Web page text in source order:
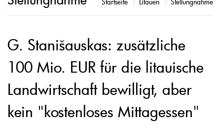
G. Stanišauskas: zusätzliche
100 Mio. EUR für die litauische
Landwirtschaft bewilligt, aber
kein "kostenloses Mittagessen"